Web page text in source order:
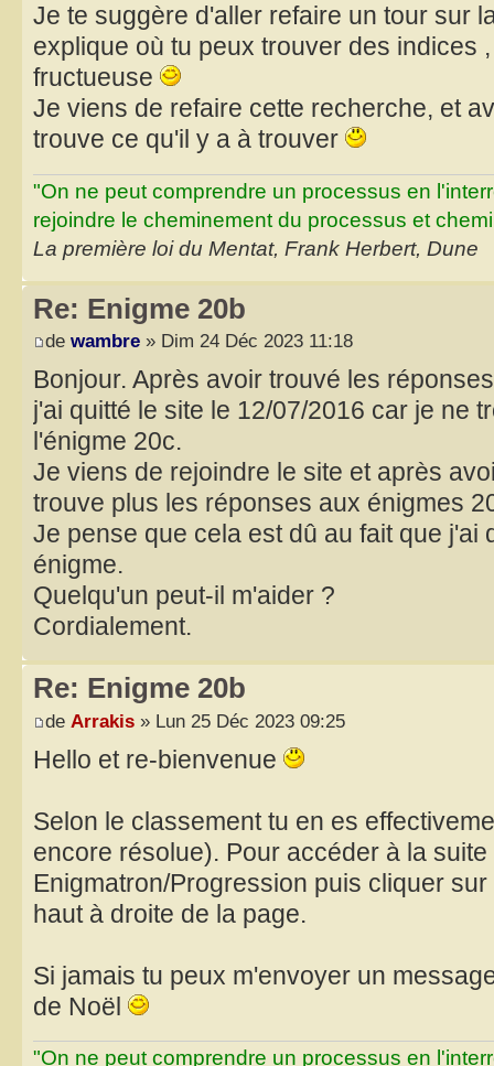
Je te suggère d'aller refaire un tour sur
explique où tu peux trouver des indices
fructueuse
Je viens de refaire cette recherche, et
trouve ce qu'il y a à trouver
"On ne peut comprendre un processus en
rejoindre le cheminement du processus et
La première loi du Mentat, Frank Herbert, Dune
Re: Enigme 20b
de wambre » Dim 24 Déc 2023 11:18
Bonjour. Après avoir trouvé les
j'ai quitté le site le 12/07/2016 car je ne
l'énigme 20c.
Je viens de rejoindre le site et après
trouve plus les réponses aux énigmes
Je pense que cela est dû au fait que j'ai
énigme.
Quelqu'un peut-il m'aider ?
Cordialement.
Re: Enigme 20b
de Arrakis » Lun 25 Déc 2023 09:25
Hello et re-bienvenue
Selon le classement tu en es
encore résolue). Pour accéder à la
Enigmatron/Progression puis cliquer
haut à droite de la page.
Si jamais tu peux m'envoyer un
de Noël
"On ne peut comprendre un processus en